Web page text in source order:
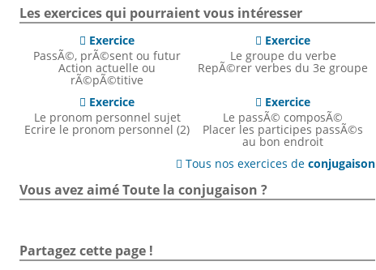
Les exercices qui pourraient vous intéresser
 Exercice
PassÃ©, prÃ©sent ou futur
Action actuelle ou
rÃ©pÃ©titive
 Exercice
Le groupe du verbe
RepÃ©rer verbes du 3e groupe
 Exercice
Le pronom personnel sujet
Ecrire le pronom personnel (2)
 Exercice
Le passÃ© composÃ©
Placer les participes passÃ©s
au bon endroit
 Tous nos exercices deconjugaison
Vous avez aimé Toute la conjugaison ?
Partagez cette page !